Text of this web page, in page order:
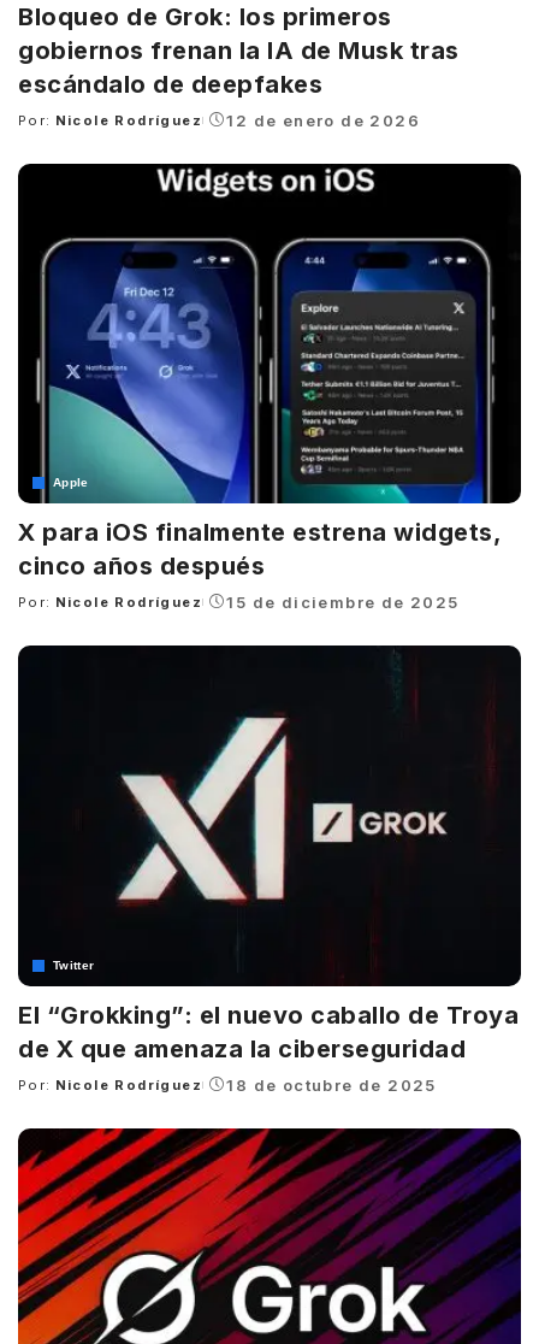
Bloqueo de Grok: los primeros
gobiernos frenan la IA de Musk tras
escándalo de deepfakes
Posted
Por: Nicole Rodríguez 12 de enero de 2026
Apple
X para iOS finalmente estrena widgets,
cinco años después
Posted
Por: Nicole Rodríguez 15 de diciembre de 2025
Twitter
El “Grokking”: el nuevo caballo de Troya
de X que amenaza la ciberseguridad
Posted
Por: Nicole Rodríguez 18 de octubre de 2025